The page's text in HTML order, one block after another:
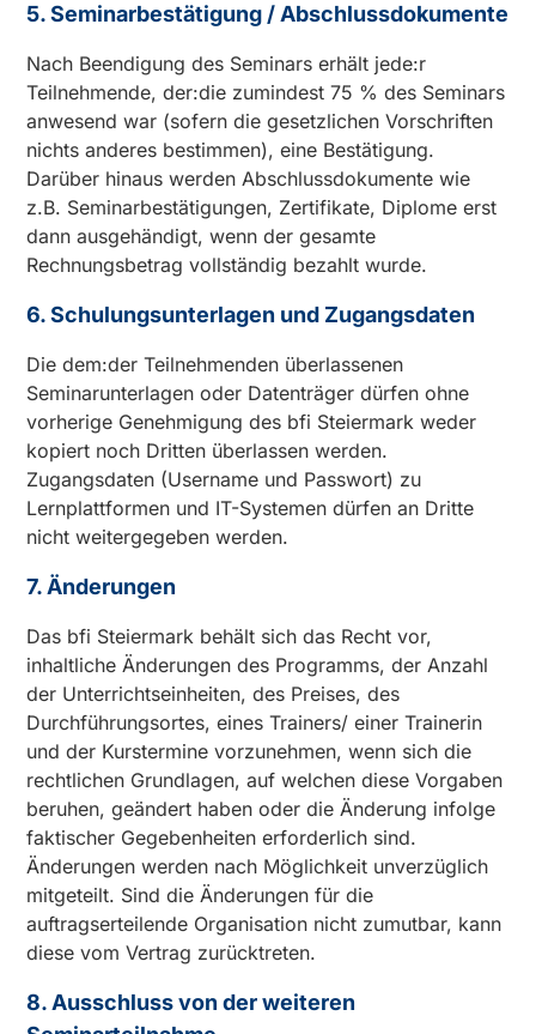
5. Seminarbestätigung / Abschlussdokumente
Nach Beendigung des Seminars erhält jede:r
Teilnehmende, der:die zumindest 75 % des Seminars
anwesend war (sofern die gesetzlichen Vorschriften
nichts anderes bestimmen), eine Bestätigung.
Darüber hinaus werden Abschlussdokumente wie
z.B. Seminarbestätigungen, Zertifikate, Diplome erst
dann ausgehändigt, wenn der gesamte
Rechnungsbetrag vollständig bezahlt wurde.
6. Schulungsunterlagen und Zugangsdaten
Die dem:der Teilnehmenden überlassenen
Seminarunterlagen oder Datenträger dürfen ohne
vorherige Genehmigung des bfi Steiermark weder
kopiert noch Dritten überlassen werden.
Zugangsdaten (Username und Passwort) zu
Lernplattformen und IT-Systemen dürfen an Dritte
nicht weitergegeben werden.
7. Änderungen
Das bfi Steiermark behält sich das Recht vor,
inhaltliche Änderungen des Programms, der Anzahl
der Unterrichtseinheiten, des Preises, des
Durchführungsortes, eines Trainers/ einer Trainerin
und der Kurstermine vorzunehmen, wenn sich die
rechtlichen Grundlagen, auf welchen diese Vorgaben
beruhen, geändert haben oder die Änderung infolge
faktischer Gegebenheiten erforderlich sind.
Änderungen werden nach Möglichkeit unverzüglich
mitgeteilt. Sind die Änderungen für die
auftragserteilende Organisation nicht zumutbar, kann
diese vom Vertrag zurücktreten.
8. Ausschluss von der weiteren